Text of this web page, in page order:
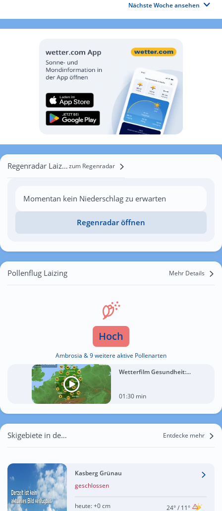
Nächste Woche ansehen
Regenradar Laizingzum Regenradar
Momentan kein Niederschlag zu erwarten
Regenradar öffnen
Pollenflug Laizing Mehr Details
Hoch
Ambrosia & 9 weitere aktive Pollenarten
Wetterfilm Gesundheit:...
01:30 min
Skigebiete in der Nähe von Laizing Entdecke mehr
Kasberg Grünau
geschlossen
heute:+0 cm 24°/ 11°